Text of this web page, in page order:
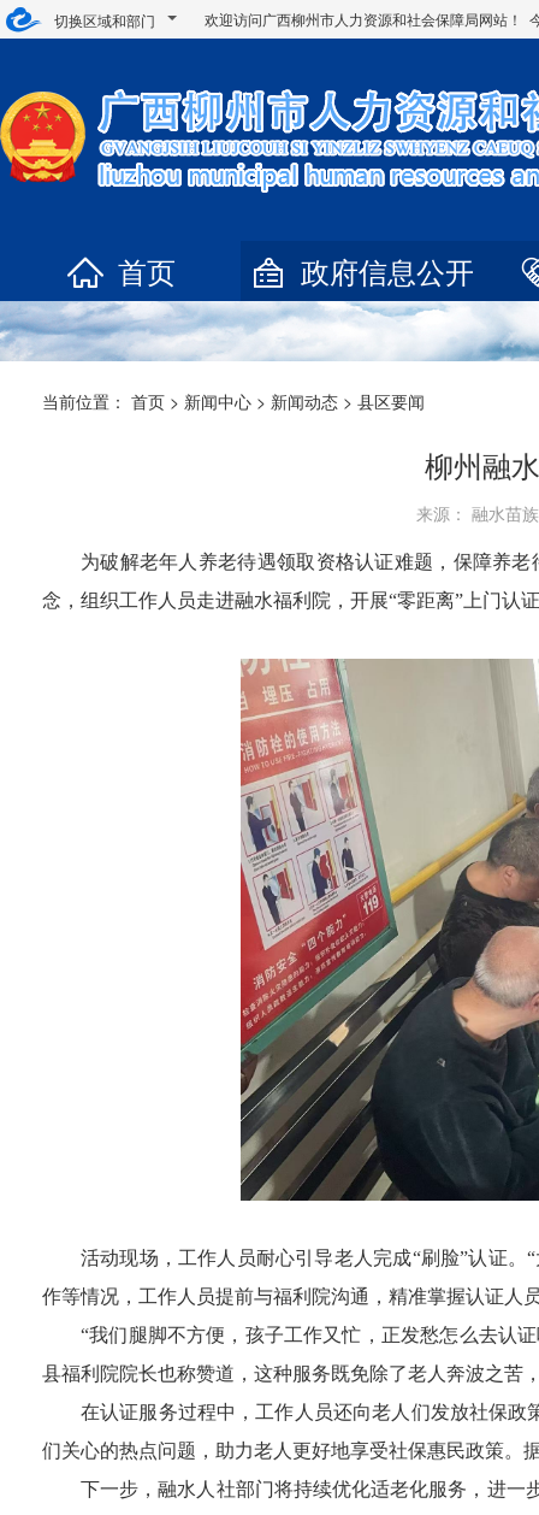
切换区域和部门 欢迎访问广西柳州市人力资源和社会保障局网站！
首页 政府信息公开
当前位置： 首页 > 新闻中心 > 新闻动态 > 县区要闻
柳州融
来源： 融水苗
为破解老年人养老待遇领取资格认证难题，保障养
念，组织工作人员走进融水福利院，开展“零距离” 上门认
活动现场，工作人员耐心引导老人完成“刷脸”认证。 “
作等情况，工作人员提前与福利院沟通，精准掌握认证人
“我们腿脚不方便，孩子工作又忙，正发愁怎么去认
县福利院院长也称赞道，这种服务既免除了老人奔波之苦
在认证服务过程中，工作人员还向老人们发放社保
们关心的热点问题，助力老人更好地享受社保惠民政策。
下一步，融水人社部门将持续优化适老化服务 ， 进一